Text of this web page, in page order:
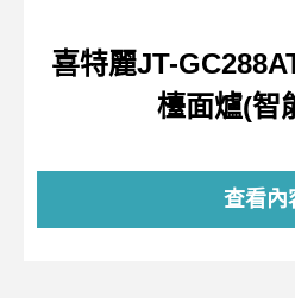
喜特麗JT-
檯面爐(智
查看內